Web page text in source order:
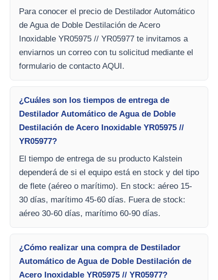
Para conocer el precio de Destilador Automático
de Agua de Doble Destilación de Acero
Inoxidable YR05975 // YR05977 te invitamos a
enviarnos un correo con tu solicitud mediante el
formulario de contacto AQUI.
¿Cuáles son los tiempos de entrega de
Destilador Automático de Agua de Doble
Destilación de Acero Inoxidable YR05975 //
YR05977?
El tiempo de entrega de su producto Kalstein
dependerá de si el equipo está en stock y del tipo
de flete (aéreo o marítimo). En stock: aéreo 15-
30 días, marítimo 45-60 días. Fuera de stock:
aéreo 30-60 días, marítimo 60-90 días.
¿Cómo realizar una compra de Destilador
Automático de Agua de Doble Destilación de
Acero Inoxidable YR05975 // YR05977?